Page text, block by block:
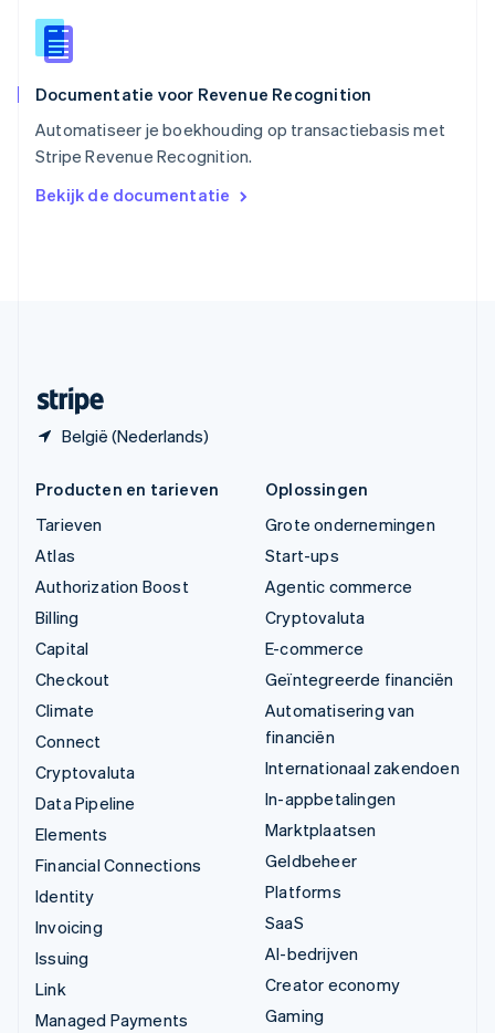
Documentatie voor Revenue Recognition
Automatiseer je boekhouding op transactiebasis met
Stripe Revenue Recognition.
Bekijk de documentatie
België (Nederlands)
Español
Thailand
Tsjechië
Vasteland van China
简体中文English
English
Producten en tarieven
Tarieven
Atlas
Authorization Boost
Billing
Capital
Checkout
Climate
Connect
Cryptovaluta
Data Pipeline
Elements
Financial Connections
Identity
Invoicing
Issuing
Link
Managed Payments
Oplossingen
Grote ondernemingen
Start-ups
Agentic commerce
Cryptovaluta
E-commerce
Geïntegreerde financiën
Automatisering van
financiën
Internationaal zakendoen
In-appbetalingen
Marktplaatsen
Geldbeheer
Platforms
SaaS
AI-bedrijven
Creator economy
Gaming